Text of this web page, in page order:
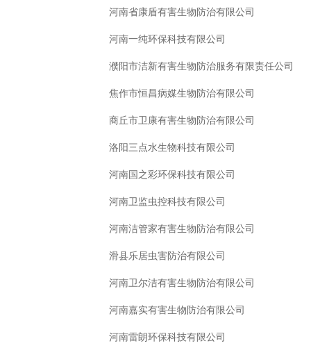
河南省康盾有害生物防治有限公司
河南一纯环保科技有限公司
濮阳市洁新有害生物防治服务有限责任公司
焦作市恒昌病媒生物防治有限公司
商丘市卫康有害生物防治有限公司
洛阳三点水生物科技有限公司
河南国之彩环保科技有限公司
河南卫监虫控科技有限公司
河南洁管家有害生物防治有限公司
滑县乐居虫害防治有限公司
河南卫尔洁有害生物防治有限公司
河南嘉实有害生物防治有限公司
河南雷朗环保科技有限公司